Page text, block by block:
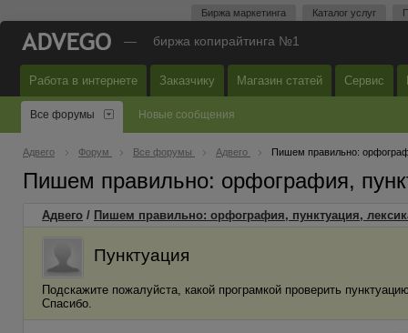
Биржа маркетинга Каталог услуг
— биржа копирайтинга №1
Работа в интернете Заказчику Магазин статей Сервис
Все форумы Новые сообщения
Адвего Форум Все форумы Адвего Пишем правильно:
Пишем правильно: орфография,
Адвего / Пишем правильно: орфография, пунктуация,
Пунктуация
Подскажите пожалуйста, какой програмкой проверить
Спасибо.